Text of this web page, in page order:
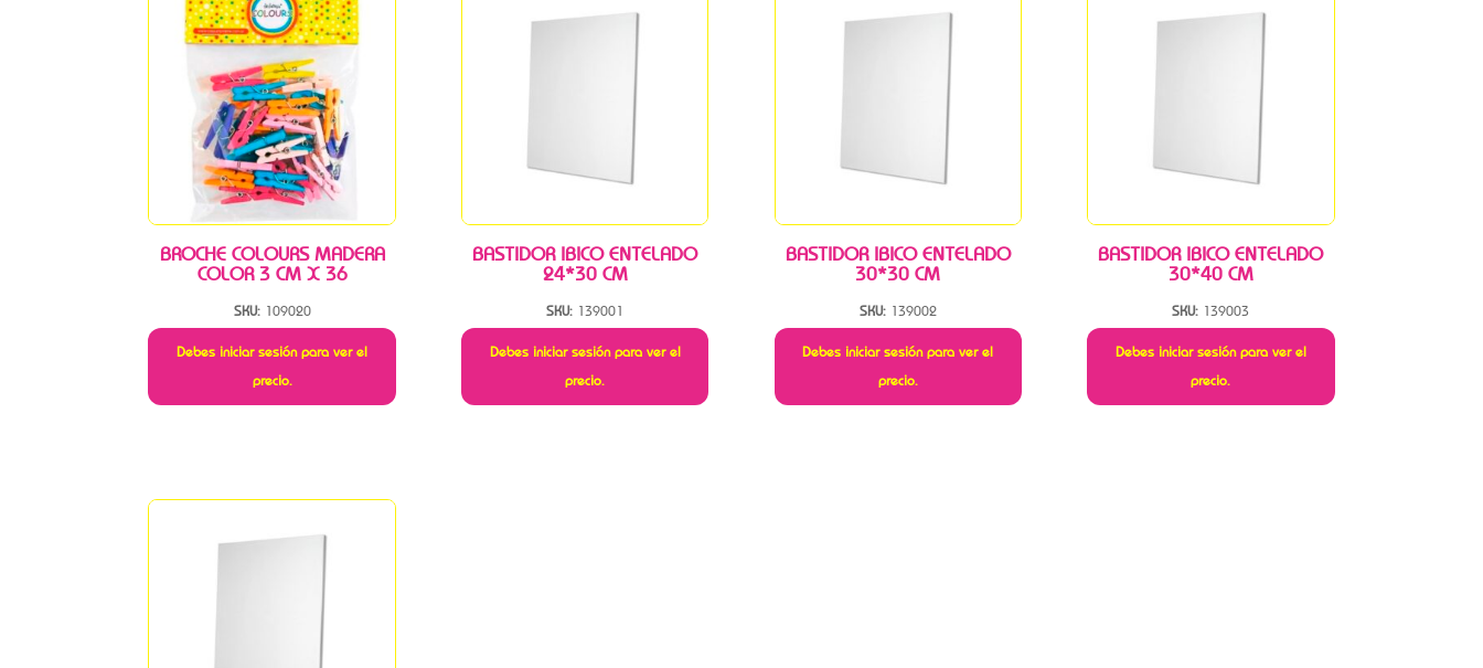
BROCHE COLOURS MADERA
COLOR 3 CM X 36
SKU: 109020
Debes iniciar sesión para ver el
precio.
BASTIDOR IBICO ENTELADO
24*30 CM
SKU: 139001
Debes iniciar sesión para ver el
precio.
BASTIDOR IBICO ENTELADO
30*30 CM
SKU: 139002
Debes iniciar sesión para ver el
precio.
BASTIDOR IBICO ENTELADO
30*40 CM
SKU: 139003
Debes iniciar sesión para ver el
precio.